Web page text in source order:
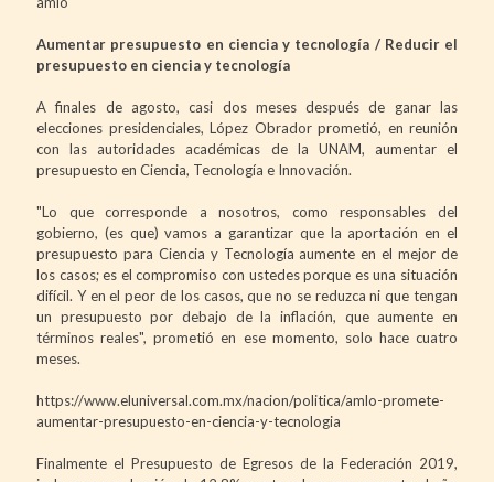
Aumentar presupuesto en ciencia y tecnología / Reducir el
presupuesto en ciencia y tecnología
A finales de agosto, casi dos meses después de ganar las
elecciones presidenciales, López Obrador prometió, en reunión
con las autoridades académicas de la UNAM, aumentar el
presupuesto en Ciencia, Tecnología e Innovación.
"Lo que corresponde a nosotros, como responsables del
gobierno, (es que) vamos a garantizar que la aportación en el
presupuesto para Ciencia y Tecnología aumente en el mejor de
los casos; es el compromiso con ustedes porque es una situación
difícil. Y en el peor de los casos, que no se reduzca ni que tengan
un presupuesto por debajo de la inflación, que aumente en
términos reales", prometió en ese momento, solo hace cuatro
meses.
https://www.eluniversal.com.mx/nacion/politica/amlo-promete-
aumentar-presupuesto-en-ciencia-y-tecnologia
Finalmente el Presupuesto de Egresos de la Federación 2019,